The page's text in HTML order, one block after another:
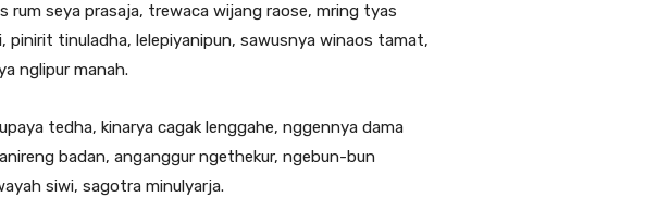
rum seya prasaja, trewaca wijang raose, mring tyas
pinirit tinuladha, lelepiyanipun, sawusnya winaos tamat,
nglipur manah.
tedha, kinarya cagak lenggahe, nggennya dama
badan, anganggur ngethekur, ngebun-bun
siwi, sagotra minulyarja.